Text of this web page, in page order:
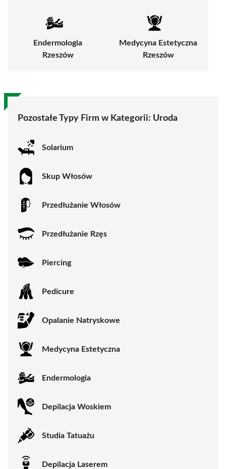
Endermologia
Rzeszów
Medycyna Estetyczna
Rzeszów
Pozostałe Typy Firm w Kategorii: Uroda
Solarium
Skup Włosów
Przedłużanie Włosów
Przedłużanie Rzęs
Piercing
Pedicure
Opalanie Natryskowe
Medycyna Estetyczna
Endermologia
Depilacja Woskiem
Studia Tatuażu
Depilacja Laserem